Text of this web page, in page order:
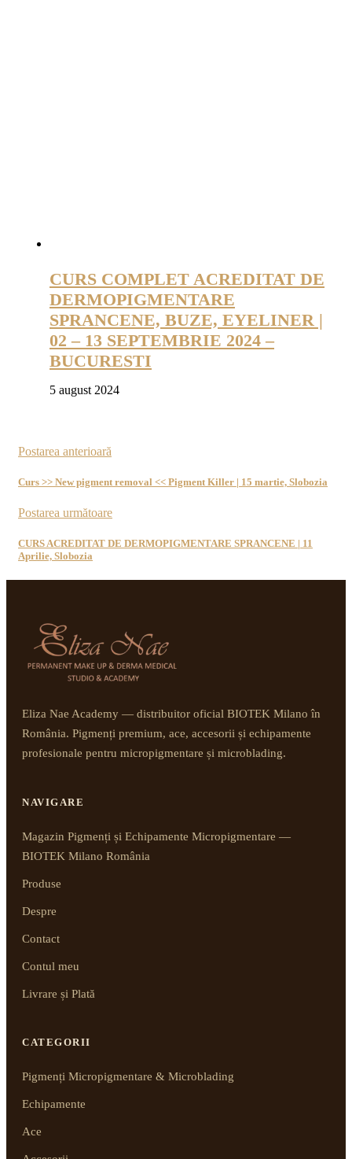
CURS COMPLET ACREDITAT DE
DERMOPIGMENTARE
SPRANCENE, BUZE, EYELINER |
02 – 13 SEPTEMBRIE 2024 –
BUCURESTI
5 august 2024
Postarea anterioară
Curs >> New pigment removal << Pigment Killer | 15 martie, Slobozia
Postarea următoare
CURS ACREDITAT DE DERMOPIGMENTARE SPRANCENE | 11
Aprilie, Slobozia
Eliza Nae Academy — distribuitor oficial BIOTEK Milano în
România. Pigmenți premium, ace, accesorii și echipamente
profesionale pentru micropigmentare și microblading.
NAVIGARE
Magazin Pigmenți și Echipamente Micropigmentare —
BIOTEK Milano România
Produse
Despre
Contact
Contul meu
Livrare și Plată
CATEGORII
Pigmenți Micropigmentare & Microblading
Echipamente
Ace